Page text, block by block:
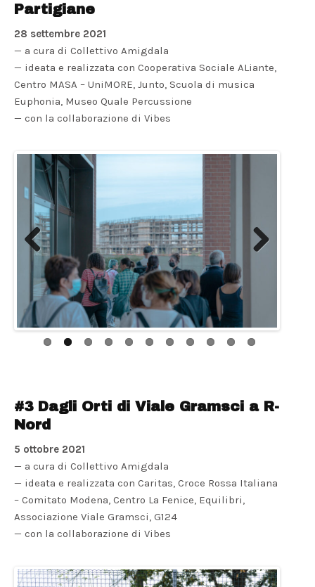
Partigiane
28 settembre 2021
— a cura di Collettivo Amigdala
— ideata e realizzata con Cooperativa Sociale ALiante,
Centro MASA – UniMORE, Junto, Scuola di musica
Euphonia, Museo Quale Percussione
— con la collaborazione di Vibes
Previous
#3 Dagli Orti di Viale Gramsci a R-
Nord
5 ottobre 2021
— a cura di Collettivo Amigdala
— ideata e realizzata con Caritas, Croce Rossa Italiana
– Comitato Modena, Centro La Fenice, Equilibri,
Associazione Viale Gramsci, G124
— con la collaborazione di Vibes